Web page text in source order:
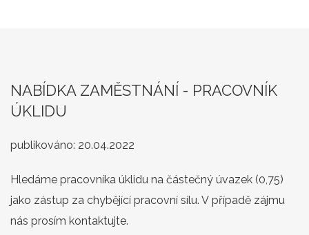
NABÍDKA ZAMĚSTNÁNÍ - PRACOVNÍK
ÚKLIDU
publikováno: 20.04.2022
Hledáme pracovníka úklidu na částečný úvazek (0,75)
jako zástup za chybějící pracovní sílu. V případě zájmu
nás prosím kontaktujte.